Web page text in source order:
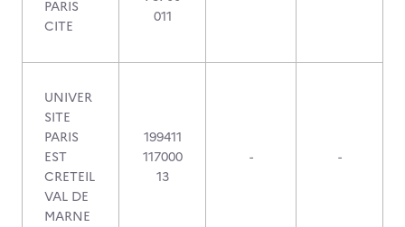
PARIS
CITE
011
UNIVER
SITE
PARIS
EST
CRETEIL
VAL DE
MARNE
199411
117000
13
- -